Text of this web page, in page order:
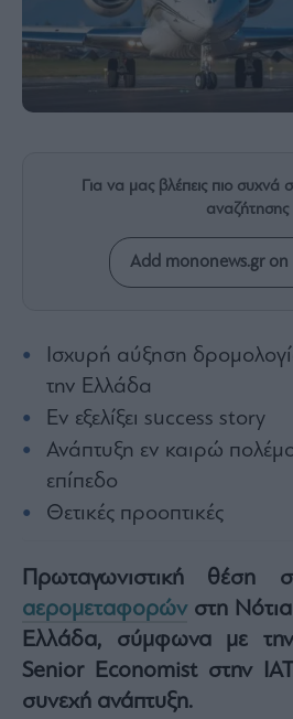
Winners
&
Mononews2030
Les
Vivants
Auto
&
Υγεία
Architecture
&
Design
Για να μας βλέπεις πιο συχνά
αναζήτησης
Add mononews.gr on
Ισχυρή αύξηση
την Ελλάδα
Εν εξελίξει success story
Ανάπτυξη εν καιρώ
επίπεδο
Θετικές προοπτικές
Πρωταγωνιστική θέση
αερομεταφορώνστη
Ελλάδα, σύμφωνα με
Senior Economist στην
συνεχή ανάπτυξη.